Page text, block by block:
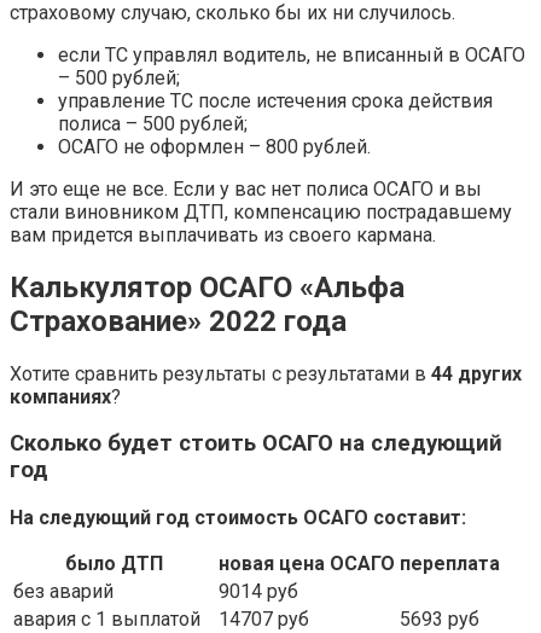
страховому случаю, сколько бы их ни случилось.
если ТС управлял водитель, не вписанный в ОСАГО
– 500 рублей;
управление ТС после истечения срока действия
полиса – 500 рублей;
ОСАГО не оформлен – 800 рублей.
И это еще не все. Если у вас нет полиса ОСАГО и вы
стали виновником ДТП, компенсацию пострадавшему
вам придется выплачивать из своего кармана.
Калькулятор ОСАГО «Альфа
Страхование» 2022 года
Хотите сравнить результаты с результатами в 44 других
компаниях?
Сколько будет стоить ОСАГО на следующий
год
На следующий год стоимость ОСАГО составит:
было ДТП
новая цена ОСАГО переплата
без аварий
9014 руб
авария с 1 выплатой
14707 руб
5693 руб